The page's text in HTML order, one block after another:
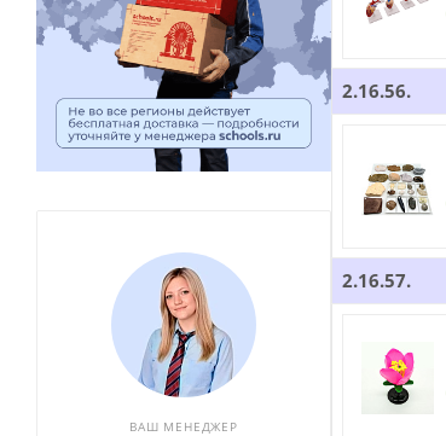
2.16.56.
2.16.57.
ВАШ МЕНЕДЖЕР